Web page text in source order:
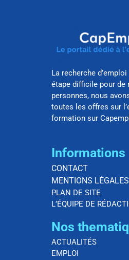
La recherche
étape difficile pour de
personnes, nous
toutes les offres sur
formation sur
Informations
CONTACT
MENTIONS LÉGALES
PLAN DE SITE
L’ÉQUIPE DE
Nos
ACTUALITÉS
EMPLOI